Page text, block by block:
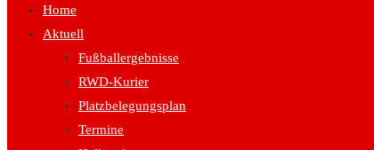
Home
Aktuell
Fußballergebnisse
RWD-Kurier
Platzbelegungsplan
Termine